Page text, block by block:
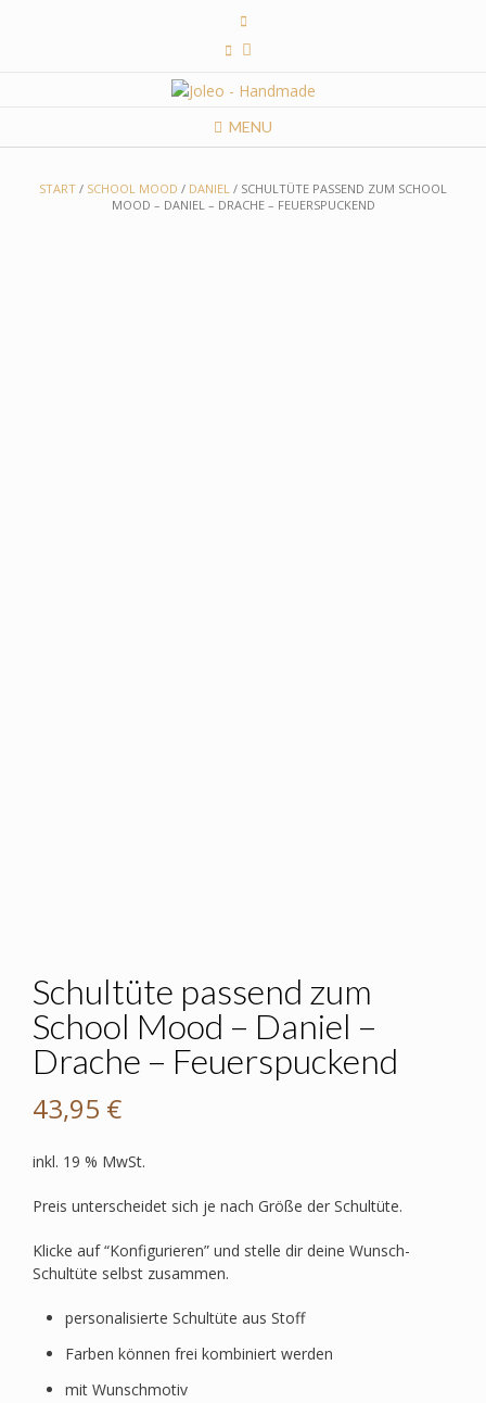
MENU
START / SCHOOL MOOD / DANIEL / SCHULTÜTE PASSEND ZUM SCHOOL
MOOD – DANIEL – DRACHE – FEUERSPUCKEND
Schultüte passend zum
School Mood – Daniel –
Drache – Feuerspuckend
43,95 €
inkl. 19 % MwSt.
Preis unterscheidet sich je nach Größe der Schultüte.
Klicke auf “Konfigurieren” und stelle dir deine Wunsch-
Schultüte selbst zusammen.
personalisierte Schultüte aus Stoff
Farben können frei kombiniert werden
mit Wunschmotiv